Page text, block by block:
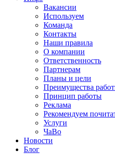
Вакансии
Используем
Команда
Контакты
Наши правила
О компании
Ответственность
Партнерам
Планы и цели
Преимущества
Принцип работы
Реклама
Рекомендуем
Услуги
ЧаВо
Новости
Блог